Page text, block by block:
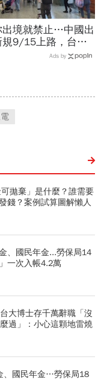
出境就禁止…中國出
規9/15上路，台灣
「有去無回」？4種
Ads by
拋棄」是什麼？誰需要
錢？案例試算圖解懶人
、國民年金...勞保局14
一次入帳4.2萬
大博士存千萬辭職「沒
過」：小心這顆地雷燒
、國民年金…勞保局18